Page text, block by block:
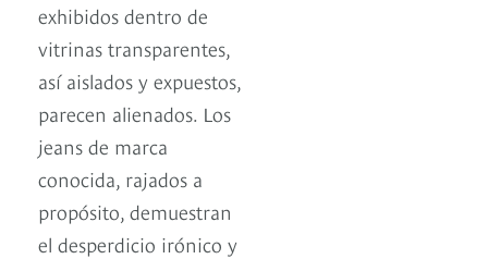
exhibidos dentro de
vitrinas transparentes,
así aislados y expuestos,
parecen alienados. Los
jeans de marca
conocida, rajados a
propósito, demuestran
el desperdicio irónico y